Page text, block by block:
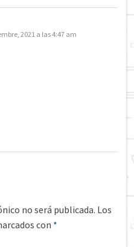
2021 a las 4:47 am
no será publicada. Los
con *